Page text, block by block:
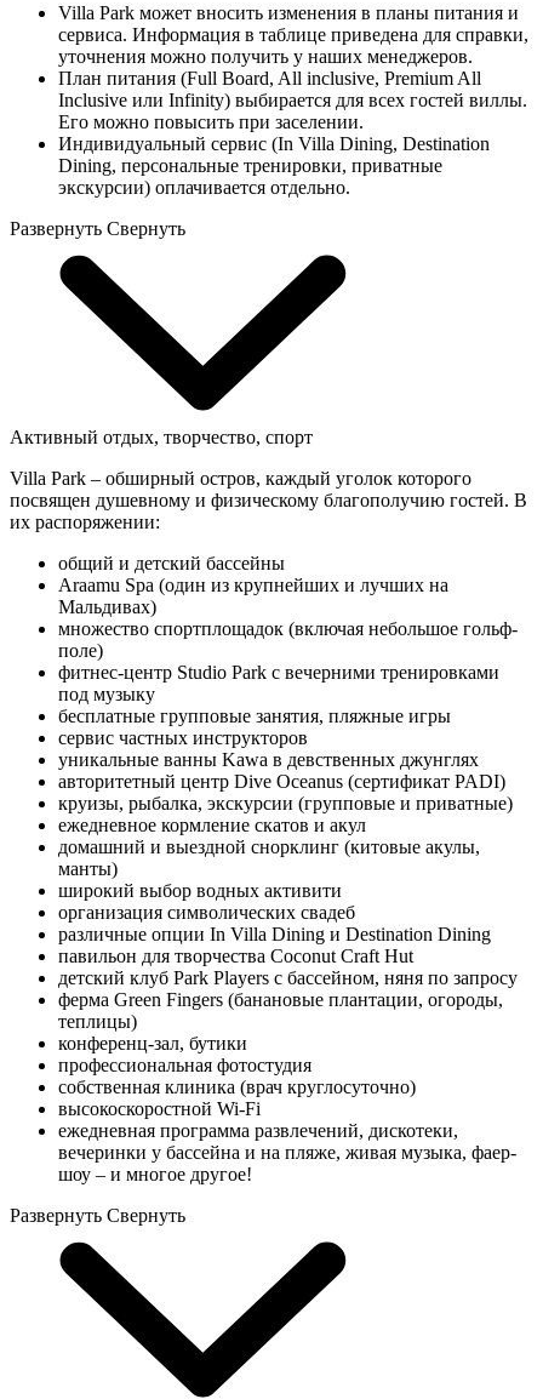
Villa Park может вносить изменения в планы питания и
сервиса. Информация в таблице приведена для справки,
уточнения можно получить у наших менеджеров.
План питания (Full Board, All inclusive, Premium All
Inclusive или Infinity) выбирается для всех гостей виллы.
Его можно повысить при заселении.
Индивидуальный сервис (In Villa Dining, Destination
Dining, персональные тренировки, приватные
экскурсии) оплачивается отдельно.
Развернуть Свернуть
Активный отдых, творчество, спорт
Villa Park – обширный остров, каждый уголок которого
посвящен душевному и физическому благополучию гостей. В
их распоряжении:
общий и детский бассейны
Araamu Spa (один из крупнейших и лучших на
Мальдивах)
множество спортплощадок (включая небольшое гольф-
поле)
фитнес-центр Studio Park с вечерними тренировками
под музыку
бесплатные групповые занятия, пляжные игры
сервис частных инструкторов
уникальные ванны Kawa в девственных джунглях
авторитетный центр Dive Oceanus (сертификат PADI)
круизы, рыбалка, экскурсии (групповые и приватные)
ежедневное кормление скатов и акул
домашний и выездной снорклинг (китовые акулы,
манты)
широкий выбор водных активити
организация символических свадеб
различные опции In Villa Dining и Destination Dining
павильон для творчества Coconut Craft Hut
детский клуб Park Players с бассейном, няня по запросу
ферма Green Fingers (банановые плантации, огороды,
теплицы)
конференц-зал, бутики
профессиональная фотостудия
собственная клиника (врач круглосуточно)
высокоскоростной Wi-Fi
ежедневная программа развлечений, дискотеки,
вечеринки у бассейна и на пляже, живая музыка, фаер-
шоу – и многое другое!
Развернуть Свернуть